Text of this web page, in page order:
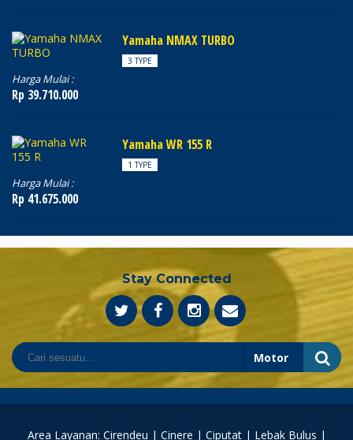
Yamaha NMAX TURBO
3 TYPE
Harga Mulai :
Rp 39.710.000
Yamaha WR 155 R
1 TYPE
Harga Mulai :
Rp 41.675.000
Stay Connected
Area Layanan: Cirendeu | Cinere | Ciputat | Lebak Bulus |